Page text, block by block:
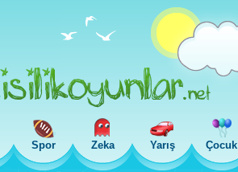
Spor Zeka Yarış Çocuk